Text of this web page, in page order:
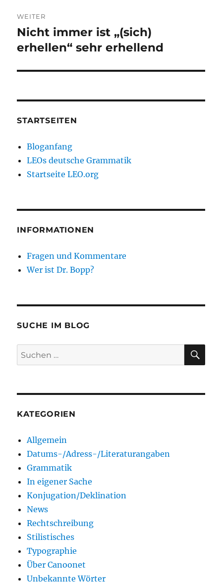
WEITER
Nächster
Beitrag:
Nicht immer ist „(sich)
erhellen“ sehr erhellend
STARTSEITEN
Bloganfang
LEOs deutsche Grammatik
Startseite LEO.org
INFORMATIONEN
Fragen und Kommentare
Wer ist Dr. Bopp?
SUCHE IM BLOG
Suchen
nach:
KATEGORIEN
Allgemein
Datums-/Adress-/Literaturangaben
Grammatik
In eigener Sache
Konjugation/Deklination
News
Rechtschreibung
Stilistisches
Typographie
Über Canoonet
Unbekannte Wörter